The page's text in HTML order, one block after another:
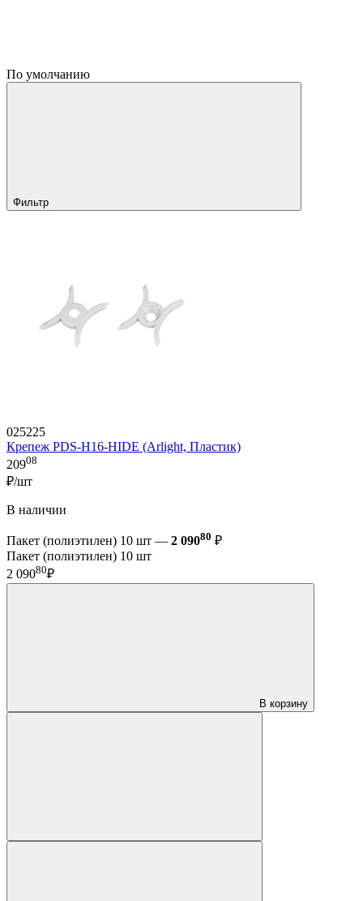
По умолчанию
Фильтр
025225
Крепеж PDS-H16-HIDE (Arlight, Пластик)
20908
₽/шт
В наличии
Пакет (полиэтилен) 10 шт — 2 09080 ₽
Пакет (полиэтилен) 10 шт
2 09080₽
В корзину